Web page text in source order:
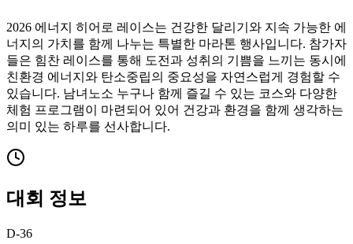
2026 에너지 히어로 레이스는 건강한 달리기와 지속 가능한 에
너지의 가치를 함께 나누는 특별한 마라톤 행사입니다. 참가자
들은 힘찬 레이스를 통해 도전과 성취의 기쁨을 느끼는 동시에
친환경 에너지와 탄소중립의 중요성을 자연스럽게 경험할 수
있습니다. 남녀노소 누구나 함께 즐길 수 있는 코스와 다양한
체험 프로그램이 마련되어 있어 건강과 환경을 함께 생각하는
의미 있는 하루를 선사합니다.
대회 정보
D-36